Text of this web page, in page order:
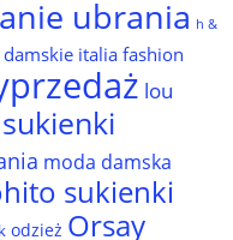
ubrania h &
italia fashion
lou
moda damska
sukienki
odzież Orsay